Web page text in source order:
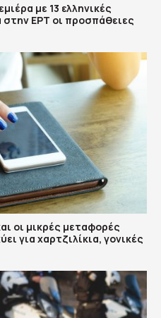
με 13 ελληνικές
στην ΕΡΤ οι προσπάθειες
οι μικρές μεταφορές
για χαρτζιλίκια, γονικές